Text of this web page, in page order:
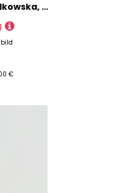
Medaillons - Zofia Nalkowska, Gebunden
€